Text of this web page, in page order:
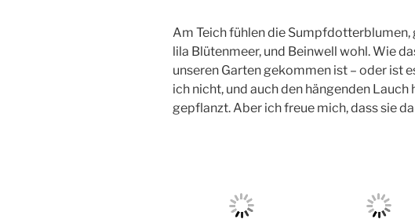
Am Teich fühlen die
lila Blütenmeer, und Beinwell wohl. Wie
unseren Garten gekommen ist – oder ist
ich nicht, und auch den hängenden Lauch
gepflanzt. Aber ich freue mich, dass sie